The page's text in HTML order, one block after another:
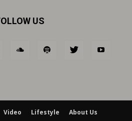
US
Video Lifestyle About Us